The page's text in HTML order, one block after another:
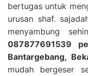
bertugas untuk
urusan shaf.
menyambung
087877691539
Bantargebang,
mudah bergeser